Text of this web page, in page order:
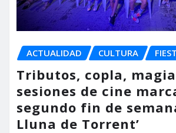
ACTUALIDAD CULTURA
Tributos, copla,
sesiones de cine
segundo fin de
Lluna de Torrent’